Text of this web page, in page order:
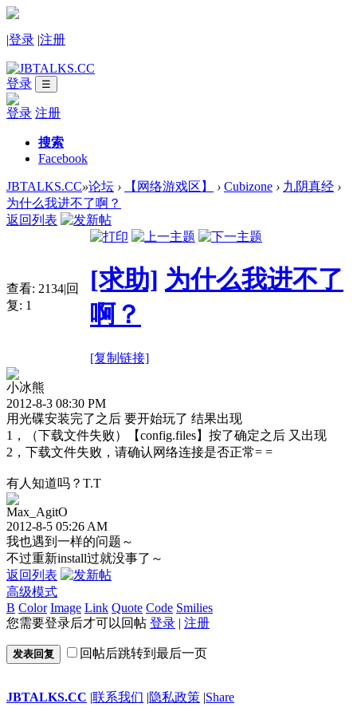
|登录 |注册
登录 ☰
登录 注册
搜索
Facebook
JBTALKS.CC»论坛 › 【网络游戏区】 › Cubizone › 九阴真经 ›
为什么我进不了啊？
返回列表
查看: 2134|回
复: 1
[求助] 为什么我进不了
啊？
[复制链接]
小冰熊
2012-8-3 08:30 PM
用光碟安装完了之后 要开始玩了 结果出现
1，（下载文件失败）【config.files】按了确定之后 又出现
2，下载文件失败，请确认网络连接是否正常= =
有人知道吗？T.T
Max_AgitO
2012-8-5 05:26 AM
我也遇到一样的问题～
不过重新install过就没事了～
返回列表
高级模式
B Color Image Link Quote Code Smilies
您需要登录后才可以回帖 登录 | 注册
发表回复 回帖后跳转到最后一页
JBTALKS.CC |联系我们 |隐私政策 |Share